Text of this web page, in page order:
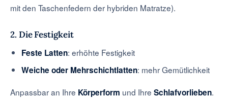
mit den Taschenfedern der hybriden Matratze).
2. Die Festigkeit
Feste Latten: erhöhte Festigkeit
Weiche oder Mehrschichtlatten: mehr Gemütlichkeit
Anpassbar an Ihre Körperform und Ihre Schlafvorlieben.